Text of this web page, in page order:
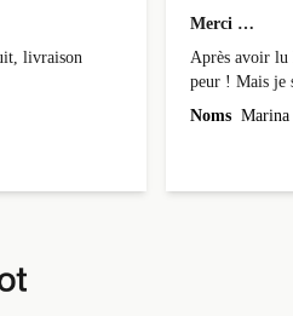
livraison
Merci …
Après avoir lu
peur ! Mais je
reçu
carton. Je l'ai
Noms Marina